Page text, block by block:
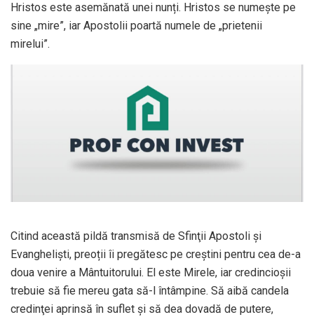
Hristos este asemănată unei nunți. Hristos se numește pe
sine „mire”, iar Apostolii poartă numele de „prietenii
mirelui”.
Citind această pildă transmisă de Sfinţii Apostoli şi
Evanghelişti, preoții îi pregătesc pe creștini pentru cea de-a
doua venire a Mântuitorului. El este Mirele, iar credincioșii
trebuie să fie mereu gata să-l întâmpine. Să aibă candela
credinţei aprinsă în suflet şi să dea dovadă de putere,